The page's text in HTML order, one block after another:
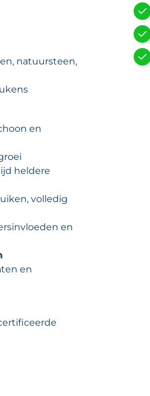
natuursteen,
en
heldere
volledig
en
en